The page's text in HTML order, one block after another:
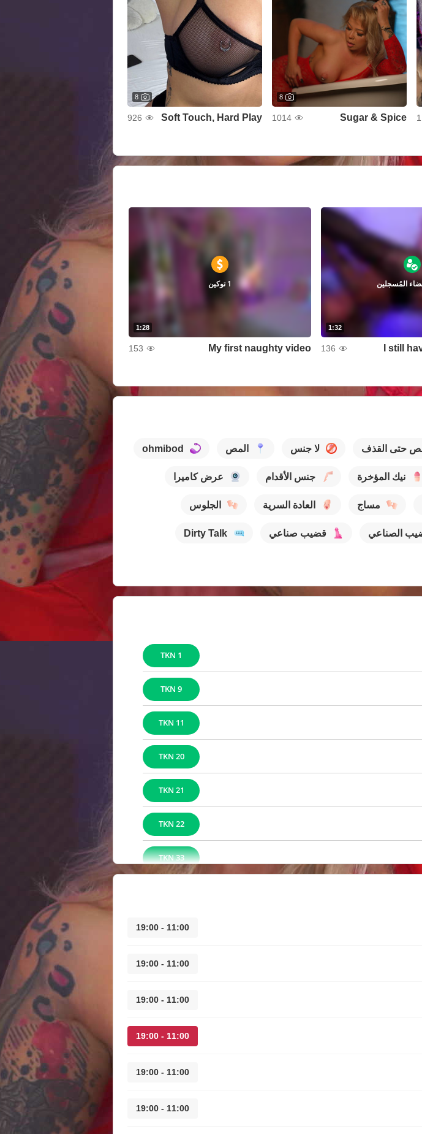
8
Sugar & Spice
1014
8
Soft Touch, Hard Play
926
1:32
المُسجلين
I still
136
1:28
1 توكين
My first naughty video
153
حتى القذف لا جنس المص ohmibod
نيك المؤخرة جنس الأقدام عرض كاميرا
مساج العادة السرية الجلوس
الصناعي قضيب صناعي Dirty Talk
1 TKN
9 TKN
11 TKN
20 TKN
21 TKN
22 TKN
33 TKN
11:00 - 19:00
11:00 - 19:00
11:00 - 19:00
11:00 - 19:00
11:00 - 19:00
11:00 - 19:00